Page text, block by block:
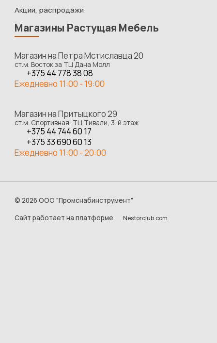
Акции, распродажи
Магазины Растущая Мебель
Магазин на Петра Мстиславца 20
ст.м. Восток за ТЦ Дана Молл
+375 44 778 38 08
Ежедневно 11:00 - 19:00
Магазин на Притыцкого 29
ст.м. Спортивная, ТЦ Тивали, 3-й этаж
+375 44 744 60 17
+375 33 690 60 13
Ежедневно 11:00 - 20:00
© 2026 ООО "Промснабинструмент"
Сайт работает на платформе
Nestorclub.com